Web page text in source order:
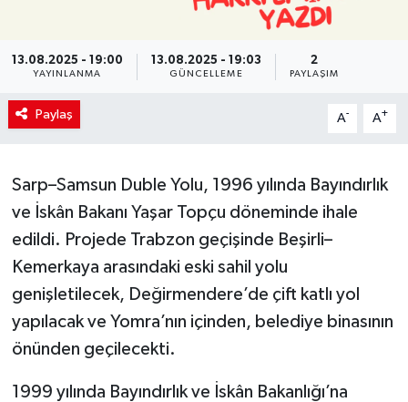
13.08.2025 - 19:00
YAYINLANMA
13.08.2025 - 19:03
GÜNCELLEME
2
PAYLAŞIM
Paylaş A- A+
Sarp–Samsun Duble Yolu, 1996 yılında Bayındırlık
ve İskân Bakanı Yaşar Topçu döneminde ihale
edildi. Projede Trabzon geçişinde Beşirli–
Kemerkaya arasındaki eski sahil yolu
genişletilecek, Değirmendere’de çift katlı yol
yapılacak ve Yomra’nın içinden, belediye binasının
önünden geçilecekti.
1999 yılında Bayındırlık ve İskân Bakanlığı’na